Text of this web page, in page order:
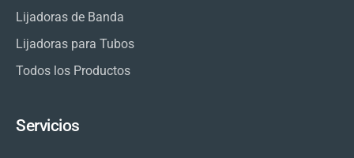
Lijadoras de Banda
Lijadoras para Tubos
Todos los Productos
Servicios